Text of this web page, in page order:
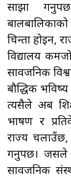
साझा
चिन्ता होइन,
विद्यालय
सार्वजनिक
बौद्धिक
त्यसैले अब
भाषण र
राज्य चलाउँछ,
गर्नुपर्छ।
सार्वजनिक